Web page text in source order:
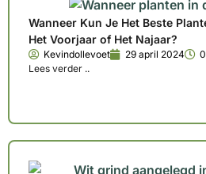
Wanneer Kun Je Het Beste
Het Voorjaar of Het Najaar?
Kevindollevoet 29 april 2024
Lees verder ..